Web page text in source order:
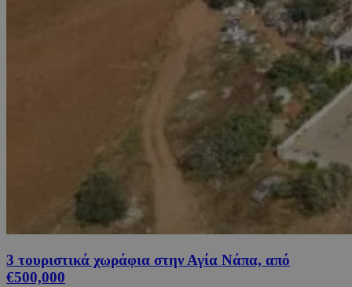
3 τουριστικά χωράφια στην Αγία Νάπα, από
€500,000